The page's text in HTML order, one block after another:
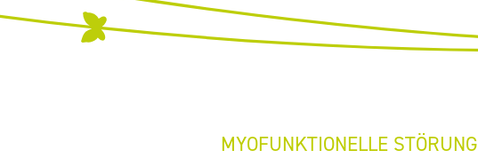
MYOFUNKTIONELLE STÖRUNG